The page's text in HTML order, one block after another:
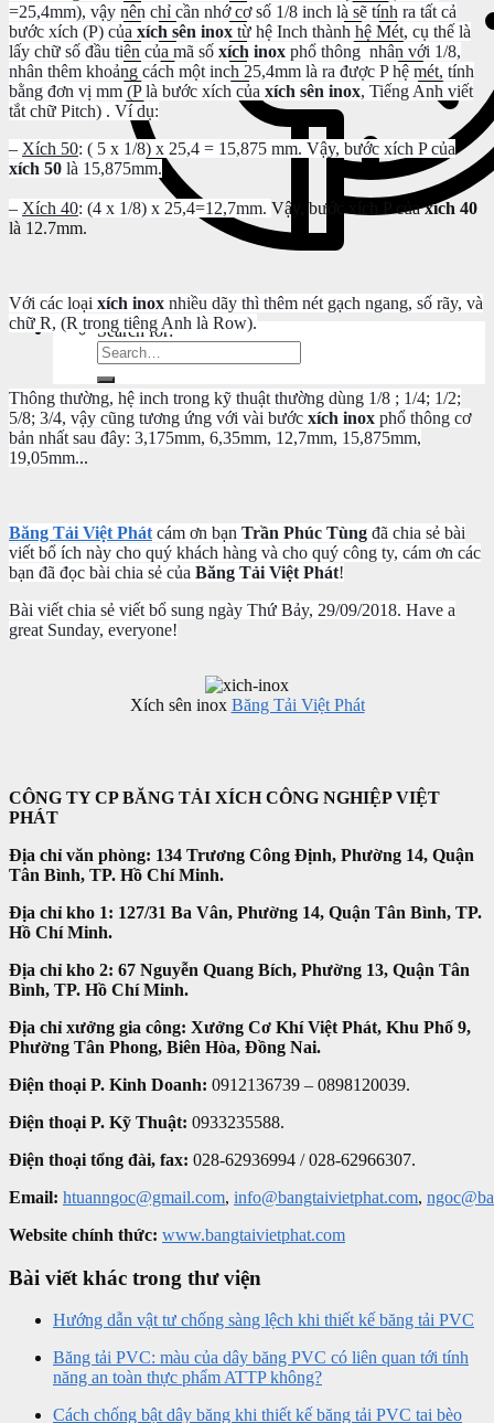
Search for:
=25,4mm), vậy nên chỉ cần nhớ cơ số 1/8 inch là sẽ tính ra tất cả
bước xích (P) của xích sên inox từ hệ Inch thành hệ Mét, cụ thế là
lấy chữ số đầu tiên của mã số xích inox phổ thông nhân với 1/8,
nhân thêm khoảng cách một inch 25,4mm là ra được P hệ mét, tính
bằng đơn vị mm (P là bước xích của xích sên inox, Tiếng Anh viết
tắt chữ Pitch) . Ví dụ:
– Xích 50: ( 5 x 1/8) x 25,4 = 15,875 mm. Vậy, bước xích P của
xích 50 là 15,875mm.
– Xích 40: (4 x 1/8) x 25,4=12,7mm. Vậy, bước xích P củaxích 40
là 12.7mm.
Với các loại xích inox nhiều dãy thì thêm nét gạch ngang, số rãy, và
chữ R, (R trong tiêng Anh là Row).
Thông thường, hệ inch trong kỹ thuật thường dùng 1/8 ; 1/4; 1/2;
5/8; 3/4, vậy cũng tương ứng với vài bước xích inox phổ thông cơ
bản nhất sau đây: 3,175mm, 6,35mm, 12,7mm, 15,875mm,
19,05mm...
Băng Tải Việt Phát cám ơn bạn Trần Phúc Tùng đã chia sẻ bài
viết bổ ích này cho quý khách hàng và cho quý công ty, cám ơn các
bạn đã đọc bài chia sẻ của Băng Tải Việt Phát!
Bài viết chia sẻ viết bổ sung ngày Thứ Bảy, 29/09/2018. Have a
great Sunday, everyone!
Xích sên inox Băng Tải Việt Phát
CÔNG TY CP BĂNG TẢI XÍCH CÔNG NGHIỆP VIỆT
PHÁT
Địa chỉ văn phòng: 134 Trương Công Định, Phường 14, Quận
Tân Bình, TP. Hồ Chí Minh.
Địa chỉ kho 1: 127/31 Ba Vân, Phường 14, Quận Tân Bình, TP.
Hồ Chí Minh.
Địa chỉ kho 2: 67 Nguyễn Quang Bích, Phường 13, Quận Tân
Bình, TP. Hồ Chí Minh.
Địa chỉ xưởng gia công: Xưởng Cơ Khí Việt Phát, Khu Phố 9,
Phường Tân Phong, Biên Hòa, Đồng Nai.
Điện thoại P. Kinh Doanh: 0912136739 – 0898120039.
Điện thoại P. Kỹ Thuật: 0933235588.
Điện thoại tổng đài, fax: 028-62936994 / 028-62966307.
Email: htuanngoc@gmail.com, info@bangtaivietphat.com,
Website chính thức: www.bangtaivietphat.com
Bài viết khác trong thư viện
Hướng dẫn vật tư chống sàng lệch khi thiết kế băng tải PVC
Băng tải PVC: màu của dây băng PVC có liên quan tới tính
năng an toàn thực phẩm ATTP không?
Cách chống bật dây băng khi thiết kế băng tải PVC tai bèo